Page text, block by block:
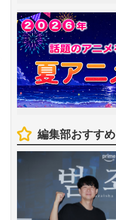
編集部おすすめ